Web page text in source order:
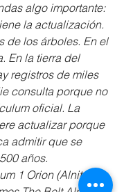
algo importante:
la actualización.
de los árboles. En el
En la tierra del
registros de miles
consulta porque no
oficial. La
actualizar porque
admitir que se
años.
1 Orion (Alnitak).